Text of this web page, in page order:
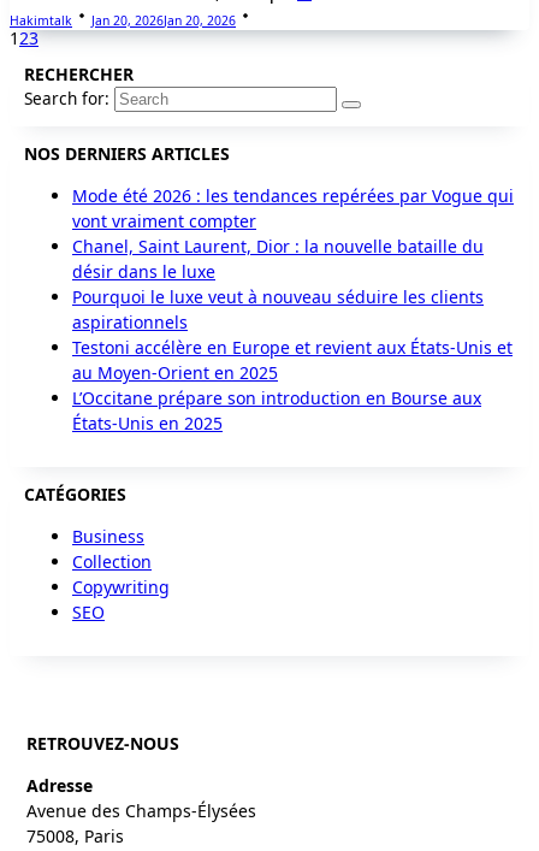
Hakimtalk Jan 20, 2026Jan 20, 2026
123
RECHERCHER
Search for:
NOS DERNIERS ARTICLES
Mode été 2026 : les tendances repérées par Vogue qui
vont vraiment compter
Chanel, Saint Laurent, Dior : la nouvelle bataille du
désir dans le luxe
Pourquoi le luxe veut à nouveau séduire les clients
aspirationnels
Testoni accélère en Europe et revient aux États-Unis et
au Moyen-Orient en 2025
L’Occitane prépare son introduction en Bourse aux
États-Unis en 2025
CATÉGORIES
Business
Collection
Copywriting
SEO
RETROUVEZ-NOUS
Adresse
Avenue des Champs-Élysées
75008, Paris